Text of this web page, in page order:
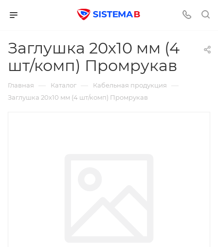
Заглушка 20х10 мм (4
шт/комп) Промрукав
Главная — Каталог — Кабельная продукция —
Заглушка 20х10 мм (4 шт/комп) Промрукав